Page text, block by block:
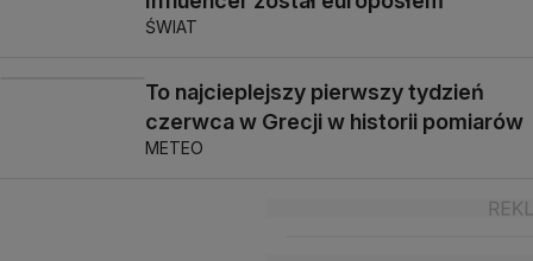
ŚWIAT
To najcieplejszy pierwszy tydzień
czerwca w Grecji w historii pomiarów
METEO